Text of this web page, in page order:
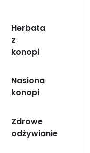
Herbata
z
konopi
Nasiona
konopi
Zdrowe
odżywianie